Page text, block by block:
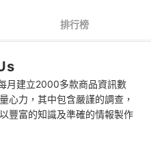
用
？
排行榜
月建立2000多款商品資訊數
心力，其中包含嚴謹的調查，
豐富的知識及準確的情報製作